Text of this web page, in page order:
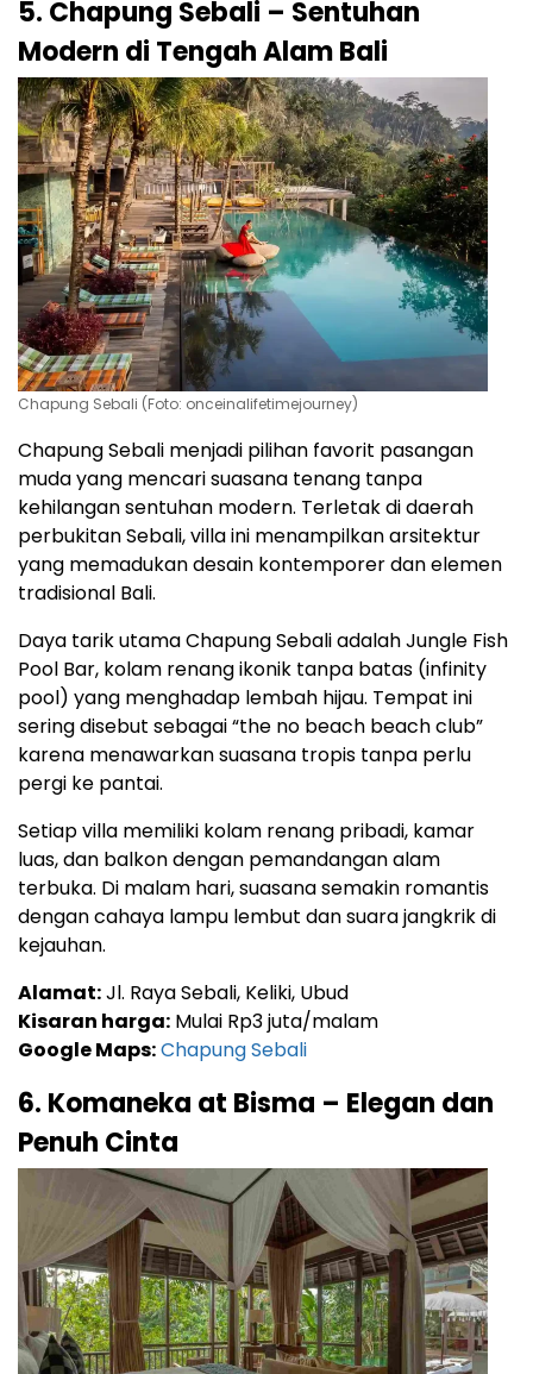
5. Chapung Sebali – Sentuhan
Modern di Tengah Alam Bali
Chapung Sebali (Foto: onceinalifetimejourney)
Chapung Sebali menjadi pilihan favorit pasangan
muda yang mencari suasana tenang tanpa
kehilangan sentuhan modern. Terletak di daerah
perbukitan Sebali, villa ini menampilkan arsitektur
yang memadukan desain kontemporer dan elemen
tradisional Bali.
Daya tarik utama Chapung Sebali adalah Jungle Fish
Pool Bar, kolam renang ikonik tanpa batas (infinity
pool) yang menghadap lembah hijau. Tempat ini
sering disebut sebagai “the no beach beach club”
karena menawarkan suasana tropis tanpa perlu
pergi ke pantai.
Setiap villa memiliki kolam renang pribadi, kamar
luas, dan balkon dengan pemandangan alam
terbuka. Di malam hari, suasana semakin romantis
dengan cahaya lampu lembut dan suara jangkrik di
kejauhan.
Alamat:Jl. Raya Sebali, Keliki, Ubud
Kisaran harga: Mulai Rp3 juta/malam
Google Maps:Chapung Sebali
6. Komaneka at Bisma – Elegan dan
Penuh Cinta